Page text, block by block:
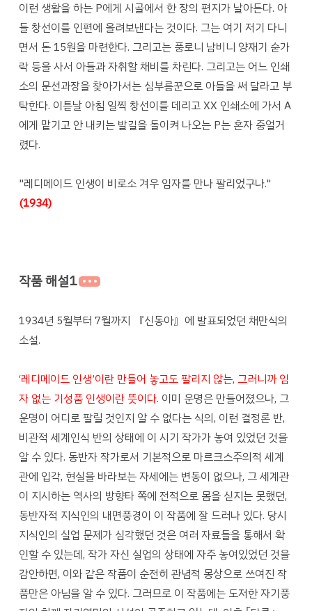
이런 생활을 하는 P에게 시골에서 한 장의 편지가 날아든다. 아
들 창선이를 인편에 올려보낸다는 것이다. 그는 여기 저기 다니
면서 돈 15원을 마련한다. 그리고는 풍로니 남비니 양재기 숟가
락 등을 사서 아들과 자취할 채비를 차린다. 그리고는 어느 인쇄
소의 문선과장을 찾아가서는 심부름꾼으로 아들을 써 달라고 부
탁한다. 이튿날 아침 일찍 창선이를 데리고 XX 인쇄소에 가서 A
에게 맡기고 안 내키는 발길을 돌이켜 나오는 P는 혼자 중얼거
렸다.
"레디메이드 인생이 비로소 겨우 임자를 만나 팔리었구나."
(1934)
작품 해설1
1934년 5월부터 7월까지 『신동아』에 발표되었던 채만식의
소설.
‘레디메이드 인생’이란 만들어 놓고도 팔리지 않는, 그러니까 임
자 없는 기성품 인생이란 뜻이다. 이미 운명은 만들어졌으나, 그
운명이 어디로 팔릴 것인지 알 수 없다는 식의, 이런 결정론 반,
비관적 세계인식 반의 상태에 이 시기 작가가 놓여 있었던 것을
알 수 있다. 동반자 작가로서 기본적으로 마르크스주의적 세계
관에 입각, 현실을 바라보는 자세에는 변동이 없으나, 그 세계관
이 지시하는 역사의 방향타 쪽에 전적으로 몸을 싣지는 못했던,
동반자적 지식인의 내면풍경이 이 작품에 잘 드러나 있다. 당시
지식인의 실업 문제가 심각했던 것은 여러 자료들을 통해서 확
인할 수 있는데, 작가 자신 실업의 상태에 자주 놓여있었던 것을
감안하면, 이와 같은 작품이 순전히 관념적 몽상으로 쓰여진 작
품만은 아님을 알 수 있다. 그러므로 이 작품에는 도저한 자기풍